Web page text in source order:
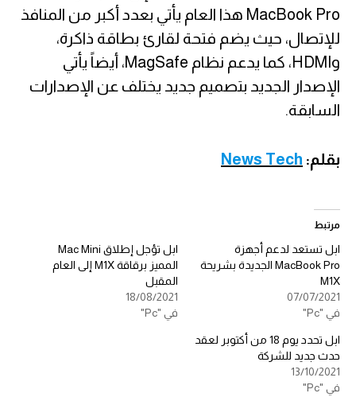
MacBook Pro هذا العام يأتي بعدد أكبر من المنافذ
للإتصال، حيث يضم فتحة لقارئ بطاقة ذاكرة،
وHDMI، كما يدعم نظام MagSafe، أيضاً يأتي
الإصدار الجديد بتصميم جديد يختلف عن الإصدارات
السابقة.
بقلم: News Tech
مرتبط
ابل تستعد لدعم أجهزة
MacBook Pro الجديدة بشريحة
M1X
07/07/2021
في "Pc"
ابل تؤجل إطلاق Mac Mini
المميز برقاقة M1X إلى العام
المقبل
18/08/2021
في "Pc"
ابل تحدد يوم 18 من أكتوبر لعقد
حدث جديد للشركة
13/10/2021
في "Pc"